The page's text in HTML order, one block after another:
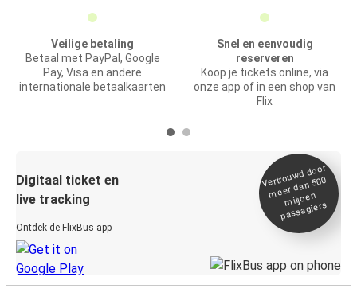
Veilige betaling
Betaal met PayPal, Google
Pay, Visa en andere
internationale betaalkaarten
Snel en eenvoudig
reserveren
Koop je tickets online, via
onze app of in een shop van
Flix
Digitaal ticket en
live tracking
Ontdek de FlixBus-app
Vertrou
wd door
meer dan 500
miljoen
passagiers